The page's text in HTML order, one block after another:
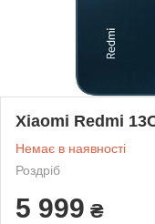
Xiaomi Redmi
Немає в наявності
Роздріб
5 999 ₴